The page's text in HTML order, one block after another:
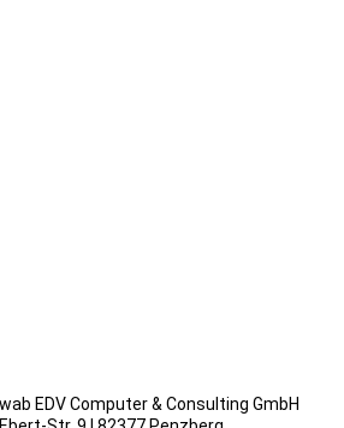
EDV Computer & Consulting GmbH